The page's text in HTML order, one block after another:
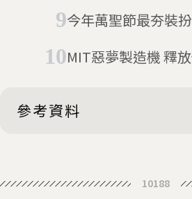
今年萬聖節最夯裝扮 墨西哥毒梟之王
MIT惡夢製造機 釋放你心中最深的恐
參考資料
decorations’
10188